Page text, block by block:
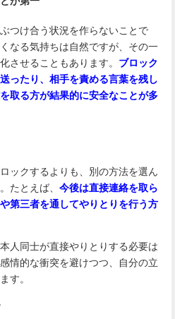
つけ合う状況を作らないことで
なる気持ちは自然ですが、その一
させることもあります。 ブロック
ったり、相手を責める言葉を残し
取る方が結果的に安全なことが多
ックするよりも、別の方法を選ん
たとえば、 今後は直接連絡を取ら
第三者を通してやりとりを行う方
人同士が直接やりとりする必要は
情的な衝突を避けつつ、自分の立
す。